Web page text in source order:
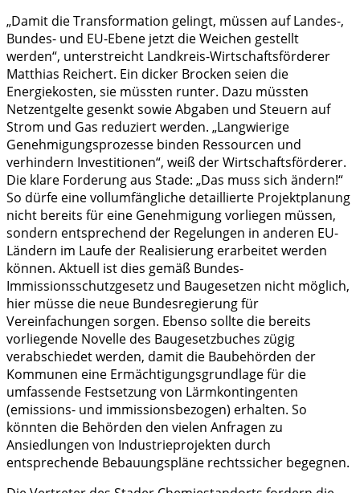
„Damit die Transformation gelingt, müssen auf Landes-,
Bundes- und EU-Ebene jetzt die Weichen gestellt
werden“, unterstreicht Landkreis-Wirtschaftsförderer
Matthias Reichert. Ein dicker Brocken seien die
Energiekosten, sie müssten runter. Dazu müssten
Netzentgelte gesenkt sowie Abgaben und Steuern auf
Strom und Gas reduziert werden. „Langwierige
Genehmigungsprozesse binden Ressourcen und
verhindern Investitionen“, weiß der Wirtschaftsförderer.
Die klare Forderung aus Stade: „Das muss sich ändern!“
So dürfe eine vollumfängliche detaillierte Projektplanung
nicht bereits für eine Genehmigung vorliegen müssen,
sondern entsprechend der Regelungen in anderen EU-
Ländern im Laufe der Realisierung erarbeitet werden
können. Aktuell ist dies gemäß Bundes-
Immissionsschutzgesetz und Baugesetzen nicht möglich,
hier müsse die neue Bundesregierung für
Vereinfachungen sorgen. Ebenso sollte die bereits
vorliegende Novelle des Baugesetzbuches zügig
verabschiedet werden, damit die Baubehörden der
Kommunen eine Ermächtigungsgrundlage für die
umfassende Festsetzung von Lärmkontingenten
(emissions- und immissionsbezogen) erhalten. So
könnten die Behörden den vielen Anfragen zu
Ansiedlungen von Industrieprojekten durch
entsprechende Bebauungspläne rechtssicher begegnen.